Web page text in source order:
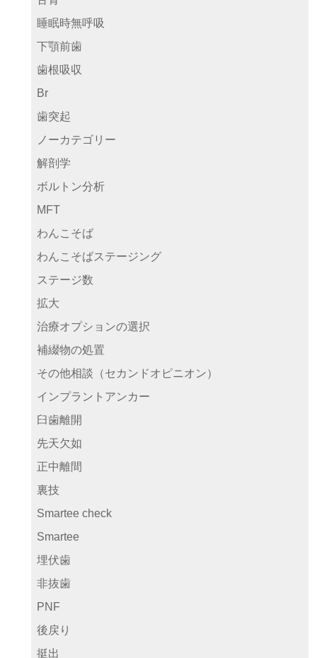
睡眠時無呼吸
下顎前歯
歯根吸収
Br
歯突起
ノーカテゴリー
解剖学
ボルトン分析
MFT
わんこそば
わんこそばステージング
ステージ数
拡大
治療オプションの選択
補綴物の処置
その他相談（セカンドオピニオン）
インプラントアンカー
臼歯離開
先天欠如
正中離間
裏技
Smartee check
Smartee
埋伏歯
非抜歯
PNF
後戻り
挺出